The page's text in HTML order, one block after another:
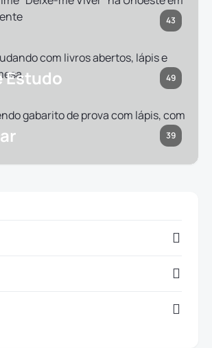
43
Estudo 49
39